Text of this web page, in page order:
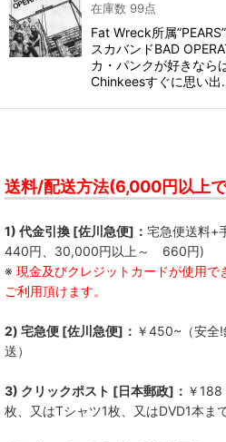
在庫数 99点
Fat Wreck所属
スカバンドBAD
カ・パンクが好きなら
Chinkeesすぐに思い
送料/配送方法(6,000円以上
1) 代金引換 [佐川急便]： 宅急便送料+
440円、30,000円以上～ 660円)
※ 現金及びクレジットカードが使用
ご利用頂けます。
2) 宅急便 [佐川急便]： ￥450~（安全
送）
3) クリックポスト [日本郵政]： ￥188
枚、又はTシャツ1枚、又はDVD1本ま